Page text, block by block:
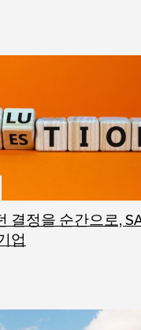
결정을 순간으로,
업